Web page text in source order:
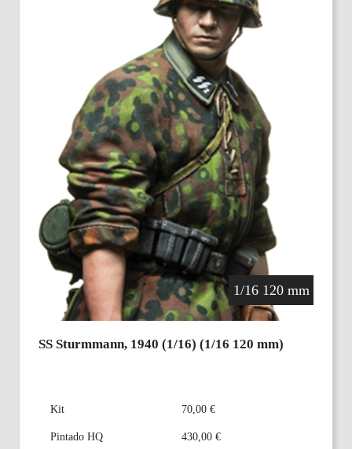
1/16 120 mm
SS Sturmmann, 1940 (1/16) (1/16 120 mm)
Kit 70,00 €
Pintado HQ 430,00 €